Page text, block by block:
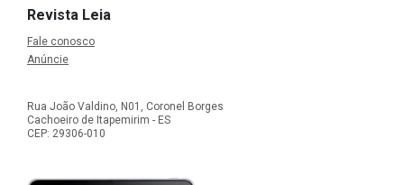
Revista Leia
Fale conosco
Anúncie
Rua João Valdino, N01, Coronel Borges
Cachoeiro de Itapemirim - ES
CEP: 29306-010